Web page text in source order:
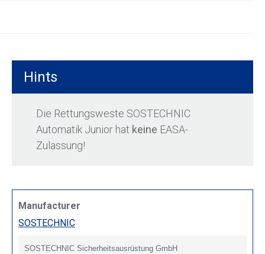
Hints
Die Rettungsweste SOSTECHNIC
Automatik Junior hat keine EASA-
Zulassung!
Manufacturer
SOSTECHNIC
SOSTECHNIC Sicherheitsausrüstung GmbH